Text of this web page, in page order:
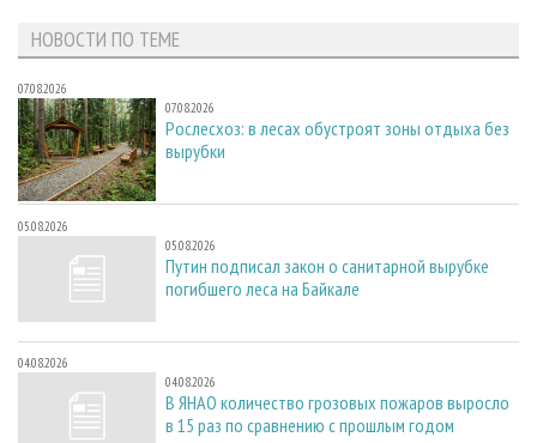
НОВОСТИ ПО ТЕМЕ
07.08.2026
07.08.2026
Рослесхоз: в лесах обустроят зоны отдыха без
вырубки
05.08.2026
05.08.2026
Путин подписал закон о санитарной вырубке
погибшего леса на Байкале
04.08.2026
04.08.2026
В ЯНАО количество грозовых пожаров выросло
в 15 раз по сравнению с прошлым годом